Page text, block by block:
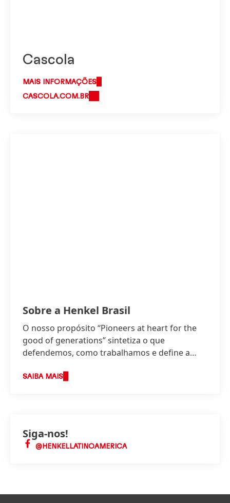
Cascola
MAIS INFORMAÇÕES
CASCOLA.COM.BR
Sobre a Henkel Brasil
O nosso propósito “Pioneers at heart for the
good of generations” sintetiza o que
defendemos, como trabalhamos e define a
SAIBA MAIS
Siga-nos!
@HENKELLATINOAMERICA